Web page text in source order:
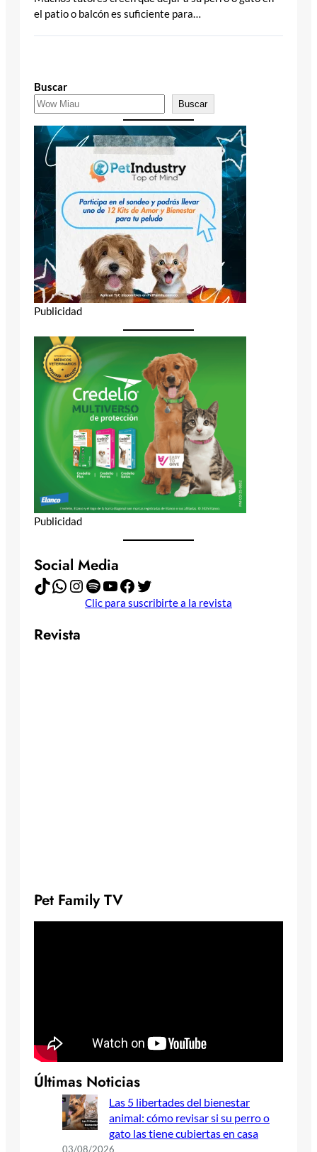
el patio o balcón es suficiente para…
Buscar
Buscar
Publicidad
Publicidad
Social Media
TikTok WhatsApp Instagram Spotify YouTube Facebook Twitter
Clic para suscribirte a la revista
Revista
Pet Family TV
Últimas Noticias
Las 5 libertades del bienestar
animal: cómo revisar si su perro o
gato las tiene cubiertas en casa
03/08/2026